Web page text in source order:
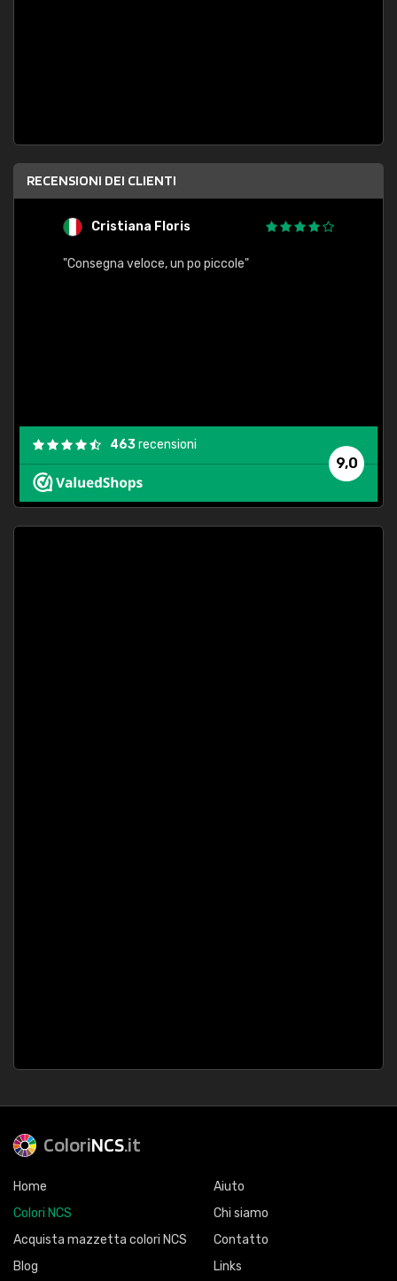
RECENSIONI DEI CLIENTI
Cristiana Floris
"Consegna veloce, un po piccole"
9,0
463recensioni
ColoriNCS.it
Home
Colori NCS
Acquista mazzetta colori NCS
Blog
Aiuto
Chi siamo
Contatto
Links